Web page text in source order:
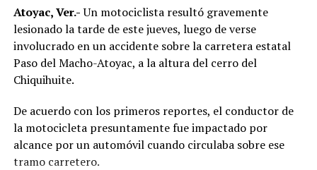
Atoyac, Ver.-Un motociclista resultó gravemente
lesionado la tarde de este jueves, luego de verse
involucrado en un accidente sobre la carretera estatal
Paso del Macho-Atoyac, a la altura del cerro del
Chiquihuite.
De acuerdo con los primeros reportes, el conductor de
la motocicleta presuntamente fue impactado por
alcance por un automóvil cuando circulaba sobre ese
tramo carretero.